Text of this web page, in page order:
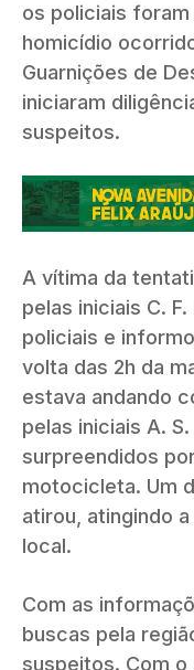
os policiais
homicídio
Guarnições de
iniciaram
suspeitos.
A vítima da
pelas iniciais C.
policiais e
volta das 2h da
estava andando
pelas iniciais A.
surpreendidos
motocicleta. Um
atirou, atingindo
local.
Com as
buscas pela
suspeitos. Com